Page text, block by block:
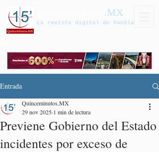
.MX
La revista digital de Puebla
Entrada
Previene Gobierno del Estado
incidentes por exceso de
Quinceminutos.MX
29 nov 2025 1 min de lectura